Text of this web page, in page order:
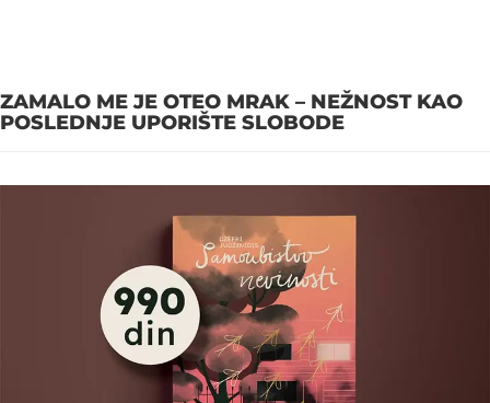
ZAMALO ME JE OTEO MRAK – NEŽNOST KAO
POSLEDNJE UPORIŠTE SLOBODE